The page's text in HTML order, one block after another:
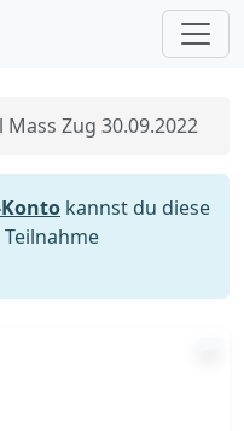
Mass Zug 30.09.2022
kannst du diese